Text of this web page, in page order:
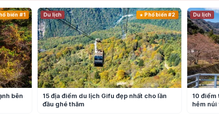
biến #1
bên
Du lịch Phổ biến #2
15 địa điểm du lịch Gifu đẹp nhất cho lần
đầu ghé thăm
Du lịch
10 điểm
hẻm núi